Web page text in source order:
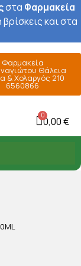
στα Φαρμακεία
και στα
Φαρμακεία
Θάλεια
& Χολαργός 210
6560866
0,00 €